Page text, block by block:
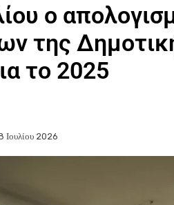
ο
της
το 2025
Ιουλίου 2026